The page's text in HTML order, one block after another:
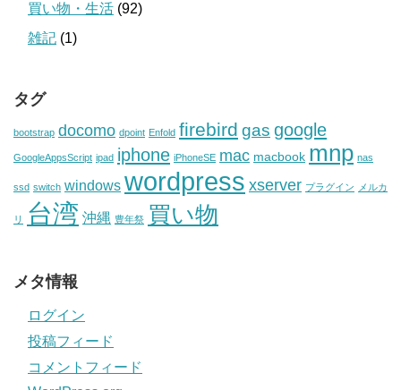
買い物・生活 (92)
雑記 (1)
タグ
bootstrap docomo dpoint Enfold firebird gas google
GoogleAppsScript ipad iphone iPhoneSE mac macbook mnp nas
ssd switch windows wordpress xserver プラグイン メルカ
リ 台湾 沖縄 豊年祭 買い物
メタ情報
ログイン
投稿フィード
コメントフィード